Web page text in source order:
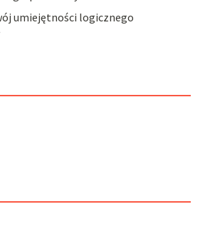
umiejętności logicznego